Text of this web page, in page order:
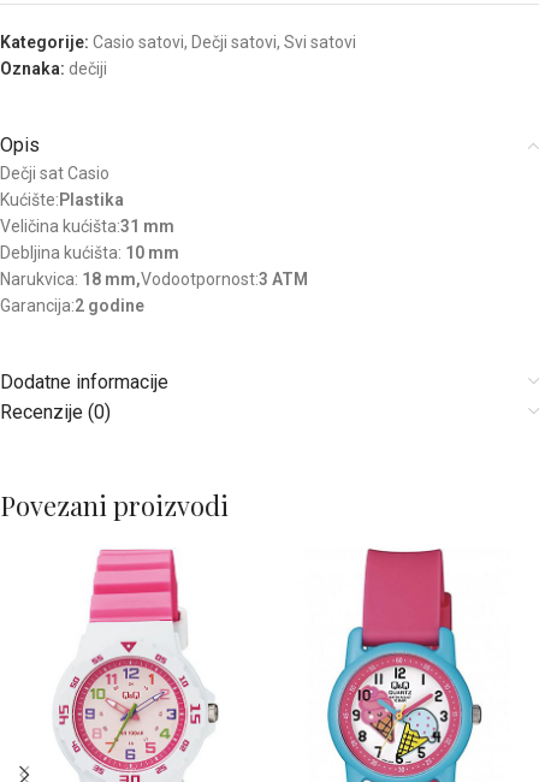
Kategorije: Casio satovi, Dečji satovi, Svi satovi
Oznaka: dečiji
Opis
Dečji sat Casio
Kućište:Plastika
Veličina kućišta:31 mm
Debljina kućišta: 10 mm
Narukvica: 18 mm,Vodootpornost:3 ATM
Garancija:2 godine
Dodatne informacije
Recenzije (0)
Povezani proizvodi